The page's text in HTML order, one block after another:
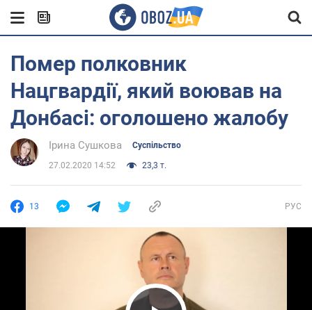
Помер полковник
Нацгвардії, який воював на
Донбасі: оголошено жалобу
Ірина Сушкова Суспільство
27.02.2020 14:52 23,3 т.
13 РУС